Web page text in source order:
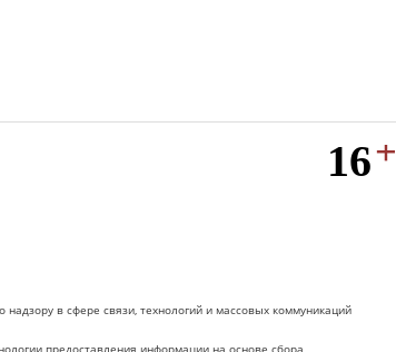
в сфере связи, технологий и массовых коммуникаций